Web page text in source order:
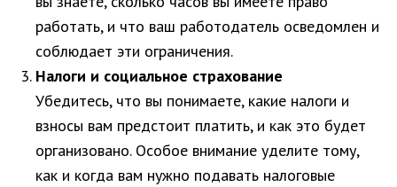
работать, и что ваш работодатель осведомлен и
соблюдает эти ограничения.
Налоги и социальное страхование
Убедитесь, что вы понимаете, какие налоги и
взносы вам предстоит платить, и как это будет
организовано. Особое внимание уделите тому,
как и когда вам нужно подавать налоговые